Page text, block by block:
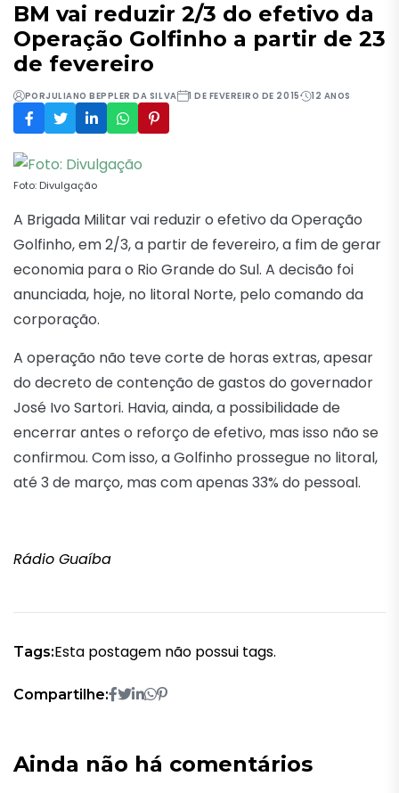
BM vai reduzir 2/3 do efetivo da
Operação Golfinho a partir de 23
de fevereiro
PORJULIANO BEPPLER DA SILVA 1 DE FEVEREIRO DE 2015 12 ANOS
Foto: Divulgação
A Brigada Militar vai reduzir o efetivo da Operação
Golfinho, em 2/3, a partir de fevereiro, a fim de gerar
economia para o Rio Grande do Sul. A decisão foi
anunciada, hoje, no litoral Norte, pelo comando da
corporação.
A operação não teve corte de horas extras, apesar
do decreto de contenção de gastos do governador
José Ivo Sartori. Havia, ainda, a possibilidade de
encerrar antes o reforço de efetivo, mas isso não se
confirmou. Com isso, a Golfinho prossegue no litoral,
até 3 de março, mas com apenas 33% do pessoal.
Rádio Guaíba
Tags:Esta postagem não possui tags.
Compartilhe:
Ainda não há comentários